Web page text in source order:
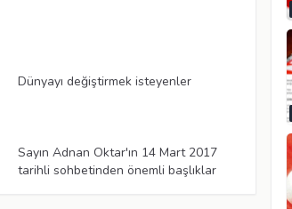
Dünyayı değiştirmek isteyenler
Sayın Adnan Oktar'ın 14 Mart 2017
tarihli sohbetinden önemli başlıklar